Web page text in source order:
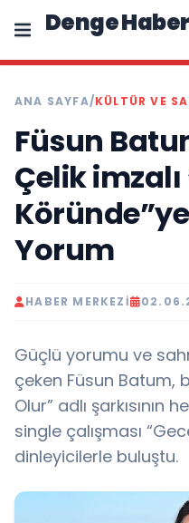
Denge Haber
ANA SAYFA/KÜLTÜR VE
Füsun
Çelik
Yorum
HABER MERKEZI
Güçlü yorumu ve
çeken Füsun Batum,
Olur” adlı şarkısının
single çalışması
dinleyicilerle buluştu.